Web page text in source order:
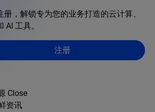
册，解锁专为您的业务打造的云计算、
AI 工具。
注册
Close
资讯